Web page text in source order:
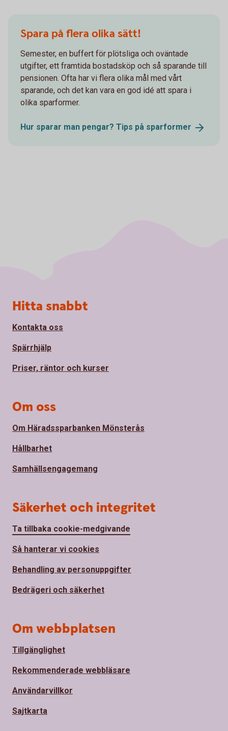
Spara på flera olika sätt!
Semester, en buffert för plötsliga och oväntade
utgifter, ett framtida bostadsköp och så sparande till
pensionen. Ofta har vi flera olika mål med vårt
sparande, och det kan vara en god idé att spara i
olika sparformer.
Hur sparar man pengar? Tips på sparformer
Sidfot
Hitta snabbt
Kontakta oss
Spärrhjälp
Priser, räntor och kurser
Om oss
Om Häradssparbanken Mönsterås
Hållbarhet
Samhällsengagemang
Säkerhet och integritet
Ta tillbaka cookie-medgivande
Så hanterar vi cookies
Behandling av personuppgifter
Bedrägeri och säkerhet
Om webbplatsen
Tillgänglighet
Rekommenderade webbläsare
Användarvillkor
Sajtkarta